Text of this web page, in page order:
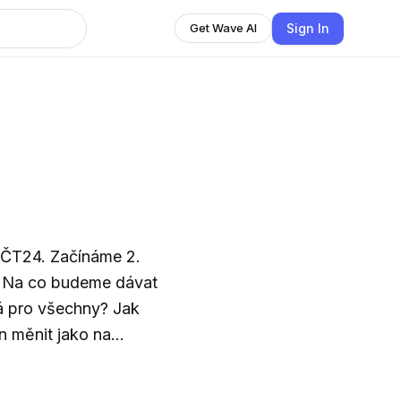
Get Wave AI Sign In
Začínáme 2.
co budeme dávat
pro všechny? Jak
měnit jako na
inteligenci?
které rozhodnou